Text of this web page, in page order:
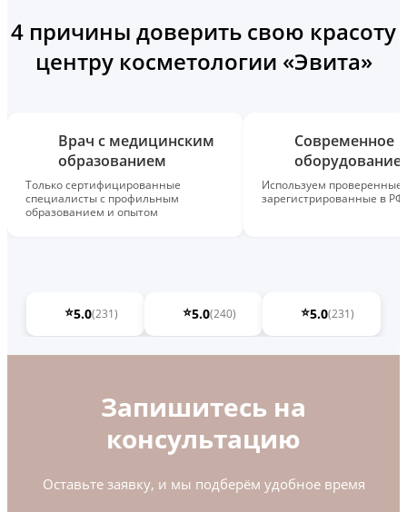
4 причины доверить свою красоту
центру косметологии «Эвита»
Врач с медицинским
образованием
Только сертифицированные
специалисты с профильным
образованием и опытом
Современное
оборудование
Используем проверенные,
зарегистрированные в
⭐5.0(231) ⭐5.0(240) ⭐5.0(231)
Запишитесь на
консультацию
Оставьте заявку, и мы подберём удобное время